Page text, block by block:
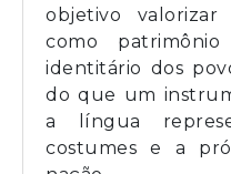
objetivo
como
identitário dos
do que um
a língua
costumes e a